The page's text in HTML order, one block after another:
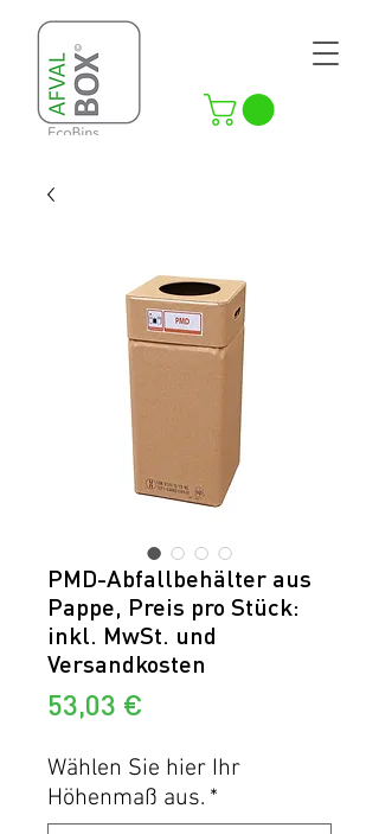
PMD-Abfallbehälter aus
Pappe, Preis pro Stück:
inkl. MwSt. und
Versandkosten
53,03 €
Wählen Sie hier Ihr
Höhenmaß aus. *